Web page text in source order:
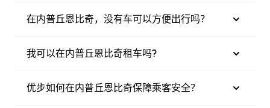
在内普丘恩比奇，没有车可以方便出行吗？
我可以在内普丘恩比奇租车吗?
优步如何在内普丘恩比奇保障乘客安全？